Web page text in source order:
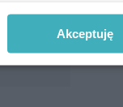
Akceptuję